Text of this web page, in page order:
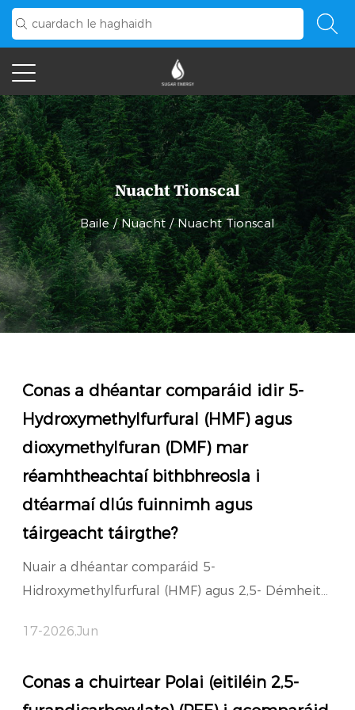
Nuacht Tionscal
Baile/Nuacht /Nuacht Tionscal
Conas a dhéantar comparáid idir 5-
Hydroxymethylfurfural (HMF) agus
dioxymethylfuran (DMF) mar
réamhtheachtaí bithbhreosla i
dtéarmaí dlús fuinnimh agus
táirgeacht táirgthe?
Nuair a dhéantar comparáid 5-
Hidroxymethylfurfural (HMF) agus 2,5- Démheit...
17-2026,Jun
Conas a chuirtear Polai (eitiléin 2,5-